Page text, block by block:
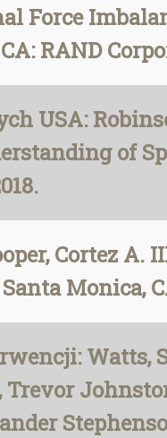
Force
RAND
USA:
of
Cortez A.
Monica,
Watts,
Trevor